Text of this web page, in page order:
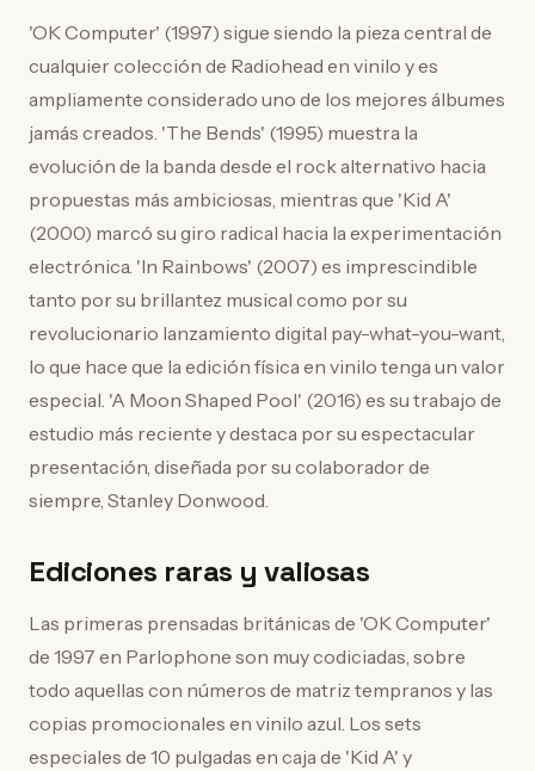
'OK Computer' (1997) sigue siendo la pieza central de
cualquier colección de Radiohead en vinilo y es
ampliamente considerado uno de los mejores álbumes
jamás creados. 'The Bends' (1995) muestra la
evolución de la banda desde el rock alternativo hacia
propuestas más ambiciosas, mientras que 'Kid A'
(2000) marcó su giro radical hacia la experimentación
electrónica. 'In Rainbows' (2007) es imprescindible
tanto por su brillantez musical como por su
revolucionario lanzamiento digital pay-what-you-want,
lo que hace que la edición física en vinilo tenga un valor
especial. 'A Moon Shaped Pool' (2016) es su trabajo de
estudio más reciente y destaca por su espectacular
presentación, diseñada por su colaborador de
siempre, Stanley Donwood.
Ediciones raras y valiosas
Las primeras prensadas británicas de 'OK Computer'
de 1997 en Parlophone son muy codiciadas, sobre
todo aquellas con números de matriz tempranos y las
copias promocionales en vinilo azul. Los sets
especiales de 10 pulgadas en caja de 'Kid A' y